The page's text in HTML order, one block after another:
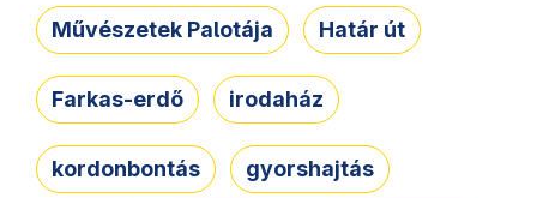
Művészetek Palotája Határ út
Farkas-erdő irodaház
kordonbontás gyorshajtás